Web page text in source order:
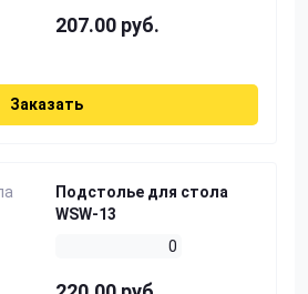
207.00 руб.
Заказать
Подстолье для стола
WSW-13
0